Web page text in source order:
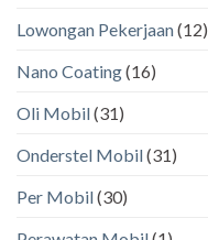
Lowongan Pekerjaan(12)
Nano Coating(16)
Oli Mobil(31)
Onderstel Mobil(31)
Per Mobil(30)